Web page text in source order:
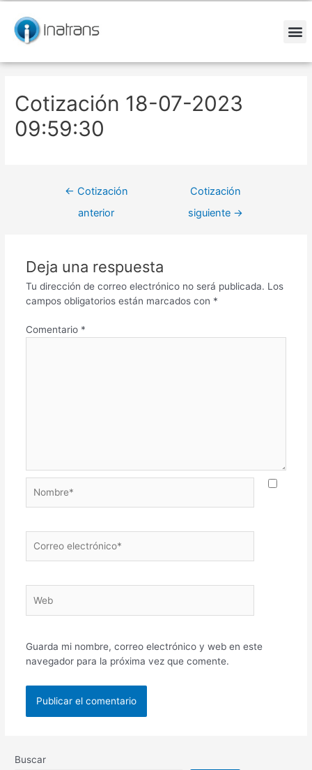
contenido
Cotización 18-07-2023
09:59:30
de
entradas
← Cotización
anterior
Cotización
siguiente →
Deja una respuesta
Tu dirección de correo electrónico no será publicada. Los
campos obligatorios están marcados con *
Comentario *
electrónico*
Guarda mi nombre, correo electrónico y web en este
navegador para la próxima vez que comente.
Buscar